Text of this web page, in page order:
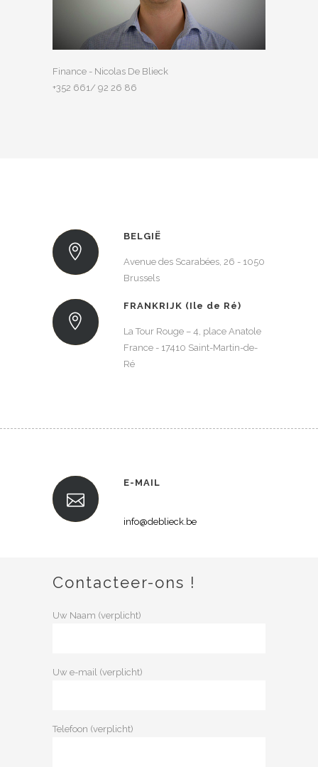
Finance - Nicolas De Blieck
+352 661/ 92 26 86
BELGIË
Avenue des Scarabées, 26 - 1050
Brussels
FRANKRIJK (Ile de Ré)
La Tour Rouge – 4, place Anatole
France - 17410 Saint-Martin-de-
Ré
E-MAIL
info@deblieck.be
Contacteer-ons !
Uw Naam (verplicht)
Uw e-mail (verplicht)
Telefoon (verplicht)